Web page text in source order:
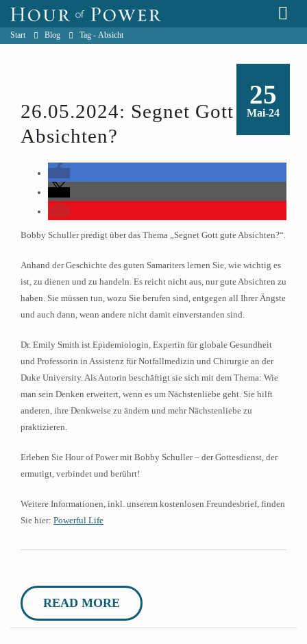
Start Blog Tag - Absicht
25
Mai-24
26.05.2024: Segnet Gott gute
Absichten?
Bobby Schuller predigt über das Thema „Segnet Gott gute Absichten?“.
Anhand der Geschichte des guten Samariters lernen Sie, wie wichtig es
ist, zu dienen und zu handeln. Es reicht nicht aus, nur gute Absichten zu
haben. Sie müssen tun, wozu Sie berufen sind, entgegen all Ihrer Ängste
und auch dann, wenn andere nicht damit einverstanden sind.
Dr. Emily Smith ist Epidemiologin, Expertin für globale Gesundheit
und Professorin in Assistenz für Notfallmedizin und Chirurgie an der
Duke University. Als Autorin beschäftigt sie sich mit dem Thema: Wie
man sein Denken erweitert, wenn es um Nächstenliebe geht. Sie hilft
anderen, ihre Denkweise zu ändern und mehr Nächstenliebe zu
praktizieren.
Erleben Sie Hour of Power mit Bobby Schuller – der Gottesdienst, der
ermutigt, verbindet und berührt!
Weitere Informationen, inkl. unserem kostenlosen Freundesbrief, finden
Sie hier: Powerful Life
READ MORE